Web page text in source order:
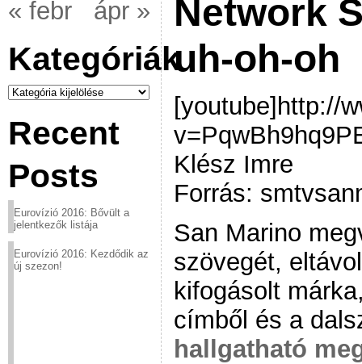
« febr ápr »
Kategóriák
Kategóriák
Recent
Posts
Eurovízió 2016: Bővült a
jelentkezők listája
Eurovízió 2016: Kezdődik az
új szezon!
Network
uh-oh-oh
[youtube]http://
Klész Imre
Forrás:
San Marino
szövegét,
kifogásolt
címből és a
hallgatható